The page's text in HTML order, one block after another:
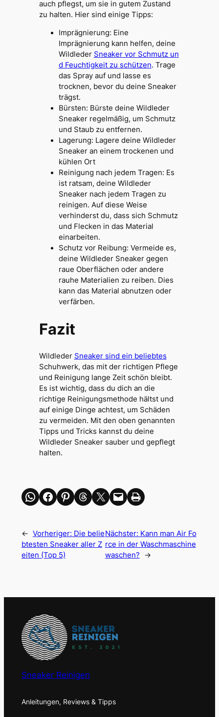
auch pflegst, um sie in gutem Zustand
zu halten. Hier sind einige Tipps:
Imprägnierung: Eine
Imprägnierung kann helfen, deine
Wildleder Sneaker vor Schmutz un
d Feuchtigkeit zu schützen. Trage
das Spray auf und lasse es
trocknen, bevor du deine Sneaker
trägst.
Bürsten: Bürste deine Wildleder
Sneaker regelmäßig, um Schmutz
und Staub zu entfernen.
Lagerung: Lagere deine Wildleder
Sneaker an einem trockenen und
kühlen Ort
Reinigung nach jedem Tragen: Es
ist ratsam, deine Wildleder
Sneaker nach jedem Tragen zu
reinigen. Auf diese Weise
verhinderst du, dass sich Schmutz
und Flecken in das Material
einarbeiten.
Schutz vor Reibung: Vermeide es,
deine Wildleder Sneaker gegen
raue Oberflächen oder andere
rauhe Materialien zu reiben. Dies
kann das Material abnutzen oder
verfärben.
Fazit
Wildleder Sneaker sind ein beliebtes
Schuhwerk, das mit der richtigen Pflege
und Reinigung lange Zeit schön bleibt.
Es ist wichtig, dass du dich an die
richtige Reinigungsmethode hältst und
auf einige Dinge achtest, um Schäden
zu vermeiden. Mit den oben genannten
Tipps und Tricks kannst du deine
Wildleder Sneaker sauber und gepflegt
halten.
Share on WhatsApp Share on Facebook Share on Pinterest Share on Threads Share on X Email this Page Print this Page
← Vorheriger: Die belie
btesten Sneaker aller Z
eiten (Top 5)
Nächster: Kann man Air Fo
rce in der Waschmaschine
waschen?
→
Sneaker Reinigen
Anleitungen, Reviews & Tipps